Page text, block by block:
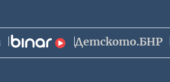
Детското.БНР